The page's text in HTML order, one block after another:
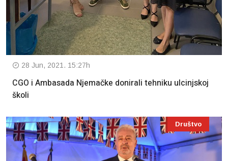
28 Jun, 2021. 15:27h
CGO i Ambasada Njemačke donirali tehniku ulcinjskoj
školi
Društvo